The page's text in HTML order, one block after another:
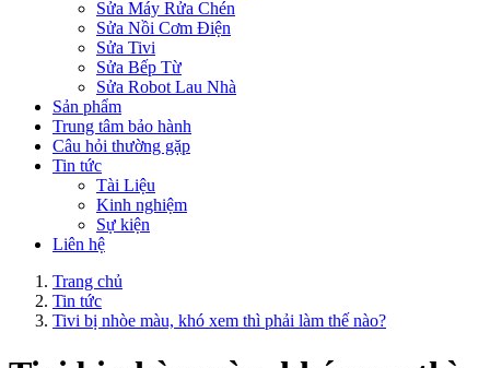
Sửa Máy Rửa Chén
Sửa Nồi Cơm Điện
Sửa Tivi
Sửa Bếp Từ
Sửa Robot Lau Nhà
Sản phẩm
Trung tâm bảo hành
Câu hỏi thường gặp
Tin tức
Tài Liệu
Kinh nghiệm
Sự kiện
Liên hệ
Trang chủ
Tin tức
Tivi bị nhòe màu, khó xem thì phải làm thế nào?